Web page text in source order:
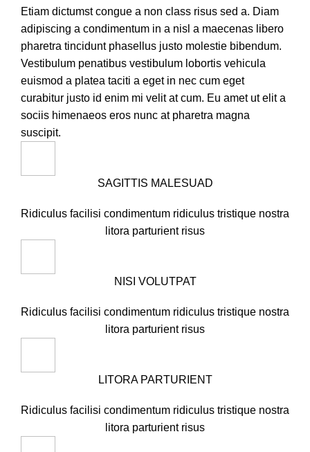
Etiam dictumst congue a non class risus sed a. Diam
adipiscing a condimentum in a nisl a maecenas libero
pharetra tincidunt phasellus justo molestie bibendum.
Vestibulum penatibus vestibulum lobortis vehicula
euismod a platea taciti a eget in nec cum eget
curabitur justo id enim mi velit at cum. Eu amet ut elit a
sociis himenaeos eros nunc at pharetra magna
suscipit.
SAGITTIS MALESUAD
Ridiculus facilisi condimentum ridiculus tristique nostra
litora parturient risus
NISI VOLUTPAT
Ridiculus facilisi condimentum ridiculus tristique nostra
litora parturient risus
LITORA PARTURIENT
Ridiculus facilisi condimentum ridiculus tristique nostra
litora parturient risus